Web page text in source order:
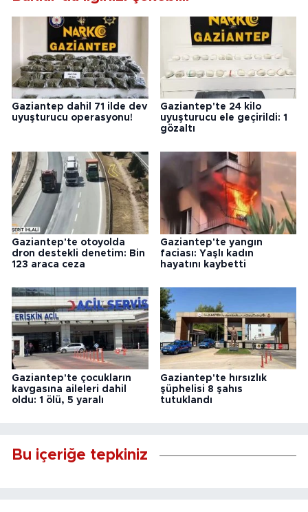
Gaziantep dahil 71 ilde dev
uyuşturucu operasyonu!
Gaziantep'te 24 kilo
uyuşturucu ele geçirildi: 1
gözaltı
Gaziantep'te otoyolda
dron destekli denetim: Bin
123 araca ceza
Gaziantep'te yangın
faciası: Yaşlı kadın
hayatını kaybetti
Gaziantep'te çocukların
kavgasına aileleri dahil
oldu: 1 ölü, 5 yaralı
Gaziantep'te hırsızlık
şüphelisi 8 şahıs
tutuklandı
Bu içeriğe tepkiniz